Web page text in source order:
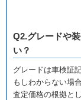
Q2.グレードや
い？
グレードは車検証
もしわからない場
査定価格の根拠と